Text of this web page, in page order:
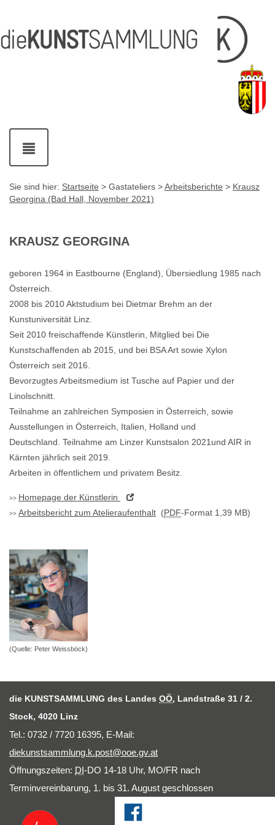
[1]
[2]
Links
[3]
mit
Kontaktdaten
Navigation
ein-
und
Sie sind hier: Startseite > Gastateliers >Arbeitsberichte > Krausz
Georgina (Bad Hall, November 2021)
KRAUSZ GEORGINA
geboren 1964 in Eastbourne (England), Übersiedlung 1985 nach
Österreich.
2008 bis 2010 Aktstudium bei Dietmar Brehm an der
Kunstuniversität Linz.
Seit 2010 freischaffende Künstlerin, Mitglied bei Die
Kunstschaffenden ab 2015, und bei BSA Art sowie Xylon
Österreich seit 2016.
Bevorzugtes Arbeitsmedium ist Tusche auf Papier und der
Linolschnitt.
Teilnahme an zahlreichen Symposien in Österreich, sowie
Ausstellungen in Österreich, Italien, Holland und
Deutschland. Teilnahme am Linzer Kunstsalon 2021und AIR in
Kärnten jährlich seit 2019.
Arbeiten in öffentlichem und privatem Besitz.
Homepage der Künstlerin
Arbeitsbericht zum Atelieraufenthalt (PDF-Format 1,39 MB)
(Quelle: Peter Weissböck)
die KUNSTSAMMLUNG des Landes OÖ, Landstraße 31 / 2.
Stock, 4020 Linz
Tel.: 0732 / 7720 16395, E-Mail:
diekunstsammlung.k.post@ooe.gv.at
Öffnungszeiten: DI-DO 14-18 Uhr, MO/FR nach
Terminvereinbarung, 1. bis 31. August geschlossen